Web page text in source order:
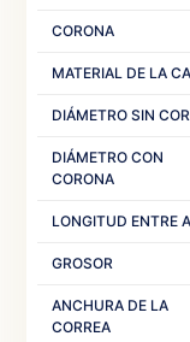
CORONA
MATERIAL DE LA
DIÁMETRO SIN
DIÁMETRO CON
CORONA
LONGITUD ENTRE
GROSOR
ANCHURA DE LA
CORREA